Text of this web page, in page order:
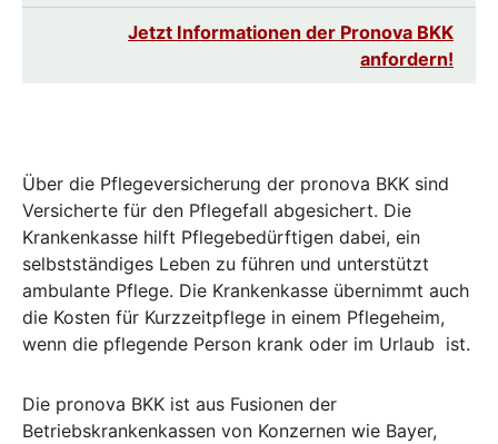
Jetzt Informationen der Pronova BKK
anfordern!
Über die Pflegeversicherung der pronova BKK sind
Versicherte für den Pflegefall abgesichert. Die
Krankenkasse hilft Pflegebedürftigen dabei, ein
selbstständiges Leben zu führen und unterstützt
ambulante Pflege. Die Krankenkasse übernimmt auch
die Kosten für Kurzzeitpflege in einem Pflegeheim,
wenn die pflegende Person krank oder im Urlaub ist.
Die pronova BKK ist aus Fusionen der
Betriebskrankenkassen von Konzernen wie Bayer,